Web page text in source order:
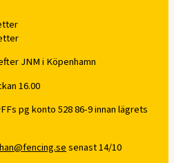
JNM i Köpenhamn
16.00
pg konto 528 86-9 innan lägrets
senast 14/10